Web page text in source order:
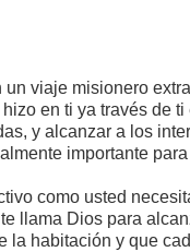
viaje misionero
en ti ya través de
y alcanzar a los
importante
como usted
llama Dios para
la habitación y que